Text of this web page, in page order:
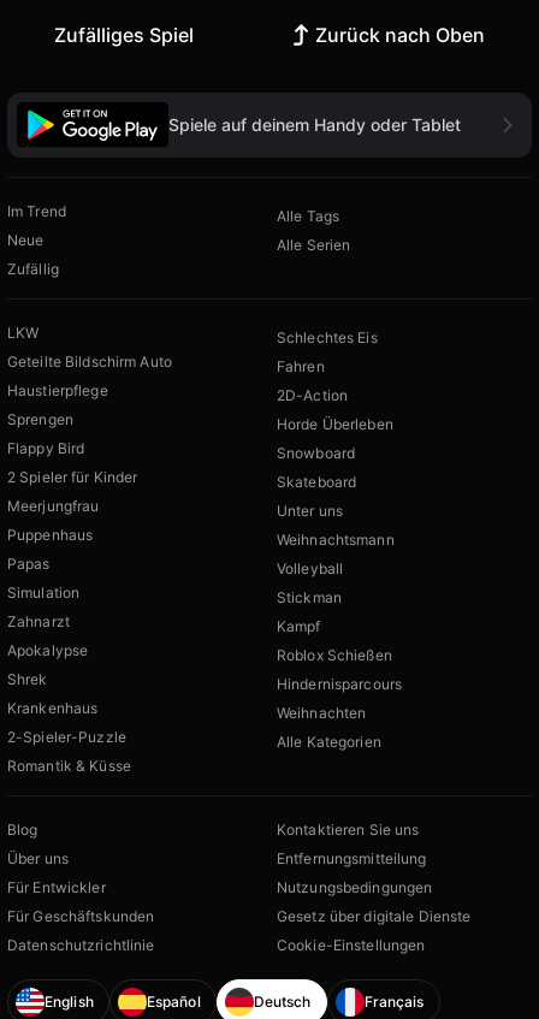
Zufälliges Spiel Zurück nach Oben
Spiele auf deinem Handy oder Tablet
Im Trend
Neue
Zufällig
Alle Tags
Alle Serien
LKW
Geteilte Bildschirm Auto
Haustierpflege
Sprengen
Flappy Bird
2 Spieler für Kinder
Meerjungfrau
Puppenhaus
Papas
Simulation
Zahnarzt
Apokalypse
Shrek
Krankenhaus
2-Spieler-Puzzle
Romantik & Küsse
Schlechtes Eis
Fahren
2D-Action
Horde Überleben
Snowboard
Skateboard
Unter uns
Weihnachtsmann
Volleyball
Stickman
Kampf
Roblox Schießen
Hindernisparcours
Weihnachten
Alle Kategorien
Blog
Über uns
Für Entwickler
Für Geschäftskunden
Datenschutzrichtlinie
Kontaktieren Sie uns
Entfernungsmitteilung
Nutzungsbedingungen
Gesetz über digitale Dienste
Cookie-Einstellungen
English Español Deutsch Français